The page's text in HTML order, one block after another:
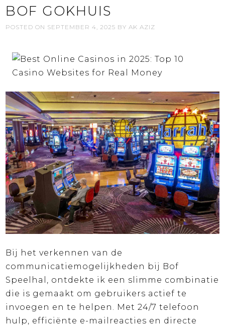
BOF GOKHUIS
POSTED ON SEPTEMBER 4, 2025 BY AK AZIZ
Bij het verkennen van de
communicatiemogelijkheden bij Bof
Speelhal, ontdekte ik een slimme combinatie
die is gemaakt om gebruikers actief te
invoegen en te helpen. Met 24/7 telefoon
hulp, efficiënte e-mailreacties en directe